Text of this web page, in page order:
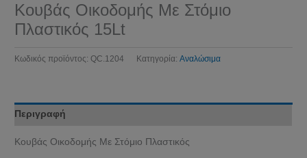
Κουβάς Οικοδομής Με Στόμιο
Πλαστικός 15Lt
Κωδικός προϊόντος:QC.1204 Κατηγορία:Αναλώσιμα
Περιγραφή
Κουβάς Οικοδομής Με Στόμιο Πλαστικός